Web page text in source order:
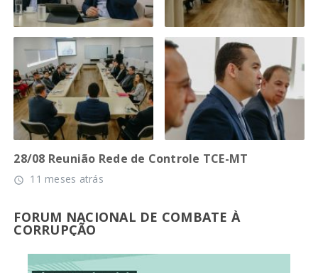
28/08 Reunião Rede de Controle TCE-MT
access_time 11 meses atrás
FORUM NACIONAL DE COMBATE À
CORRUPÇÃO